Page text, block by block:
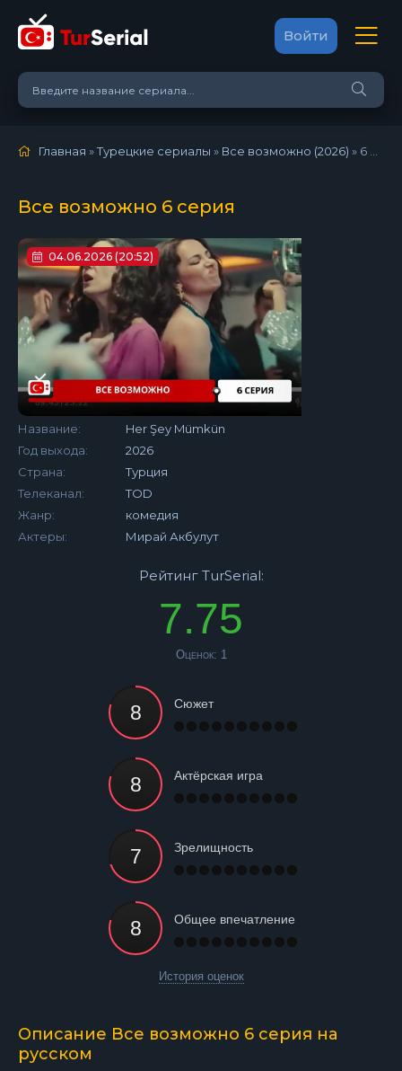
Войти
Главная »Турецкие сериалы » Все возможно (2026) » 6 серия
Все возможно 6 серия
04.06.2026 (20:52)
Название:
Her Şey Mümkün
Год выхода:
2026
Страна:
Турция
Телеканал:
TOD
Жанр:
комедия
Актеры:
Мирай Акбулут
Рейтинг TurSerial:
7.75
Оценок: 1
Сюжет
Актёрская игра
Зрелищность
Общее впечатление
История оценок
Описание Все возможно 6 серия на
русском